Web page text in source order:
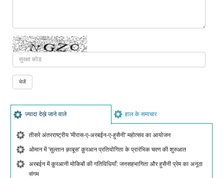
ज्यादा देख़े जाने वाले हाल के समाचार
तीसरे अंतरराष्ट्रीय 'मीरास-ए-अरबईन-ए-हुसैनी' महोत्सव का आयोजन
ओमान में 'सुल्तान क़ाबूस' क़ुरआन प्रतियोगिता के प्रारंभिक चरण की शुरुआत
अरबईन में क़ुरआनी मोकिबों की गतिविधियाँ: जनसहभागिता और हुसैनी प्रेम का अनूठा
संगम